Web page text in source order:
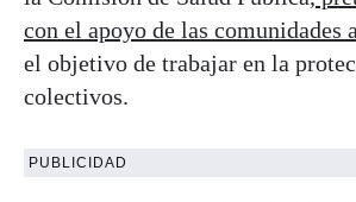
con el apoyo de las comunidades
el objetivo de trabajar en la
colectivos.
PUBLICIDAD